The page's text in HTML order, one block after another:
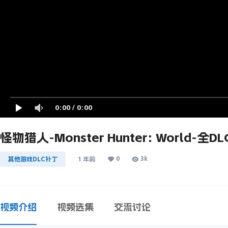
0:00 / 0:00
怪物猎人-Monster Hunter: World-全
其他游戏DLC补丁 1 年前 0 3k
视频介绍 视频选集 交流讨论